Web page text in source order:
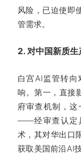
风险，已迫使即
管需求。
2. 对中国新质
白宫AI监管转
响。第一，直接
府审查机制，
——经审查认定
术，其对华出口
获取美国前沿AI